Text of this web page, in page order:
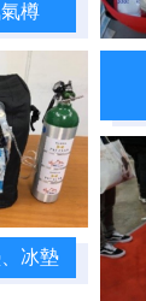
樽
冰墊